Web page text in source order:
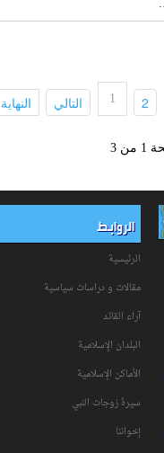
2
(current)
1 التالي النهاية
من 3
الروابط
الرئيسية
مقالات و دراسات سياسية
آراء القائد
البلدان الإسلامية
الأماكن الإسلامية
سیرۀ زوجات النبي
إخواننا